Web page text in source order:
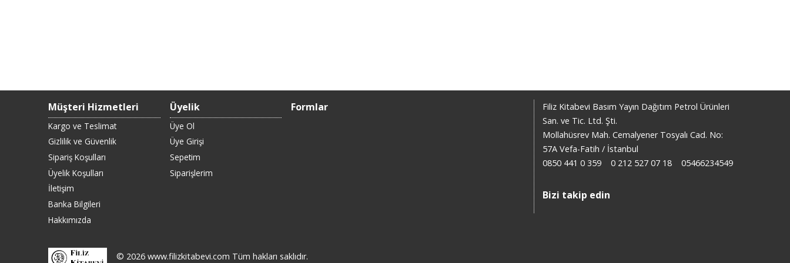
Müşteri Hizmetleri
Kargo ve Teslimat
Gizlilik ve Güvenlik
Sipariş Koşulları
Üyelik Koşulları
İletişim
Banka Bilgileri
Hakkımızda
Üyelik
Üye Ol
Üye Girişi
Sepetim
Siparişlerim
Formlar
Filiz Kitabevi Basım Yayın Dağıtım Petrol Ürünleri
San. ve Tic. Ltd. Şti.
Mollahüsrev Mah. Cemalyener Tosyalı Cad. No:
57A Vefa-Fatih / İstanbul
0850 441 0 359
0 212 527 07 18 05466234549
Bizi takip edin
© 2026 www.filizkitabevi.com Tüm hakları saklıdır.